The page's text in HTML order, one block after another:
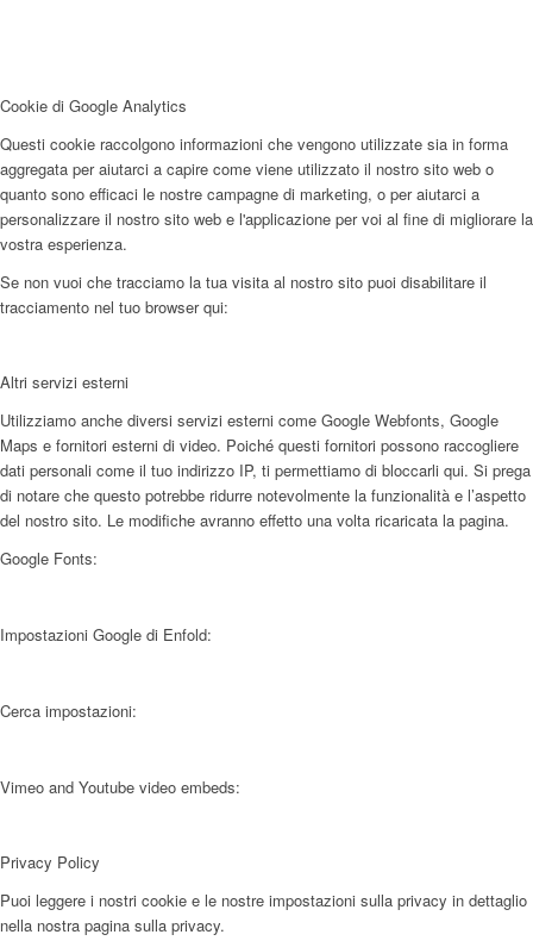
Cookie di Google Analytics
Questi cookie raccolgono informazioni che vengono utilizzate sia in forma
aggregata per aiutarci a capire come viene utilizzato il nostro sito web o
quanto sono efficaci le nostre campagne di marketing, o per aiutarci a
personalizzare il nostro sito web e l'applicazione per voi al fine di migliorare la
vostra esperienza.
Se non vuoi che tracciamo la tua visita al nostro sito puoi disabilitare il
tracciamento nel tuo browser qui:
Altri servizi esterni
Utilizziamo anche diversi servizi esterni come Google Webfonts, Google
Maps e fornitori esterni di video. Poiché questi fornitori possono raccogliere
dati personali come il tuo indirizzo IP, ti permettiamo di bloccarli qui. Si prega
di notare che questo potrebbe ridurre notevolmente la funzionalità e l’aspetto
del nostro sito. Le modifiche avranno effetto una volta ricaricata la pagina.
Google Fonts:
Impostazioni Google di Enfold:
Cerca impostazioni:
Vimeo and Youtube video embeds:
Privacy Policy
Puoi leggere i nostri cookie e le nostre impostazioni sulla privacy in dettaglio
nella nostra pagina sulla privacy.